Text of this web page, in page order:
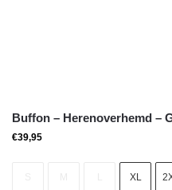
Buffon – Herenoverhemd –
€39,95
XL